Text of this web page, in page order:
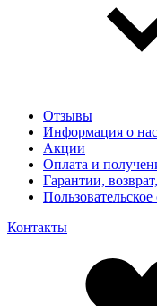
Отзывы
Информация о нас
Акции
Оплата и
Гарантии,
Контакты